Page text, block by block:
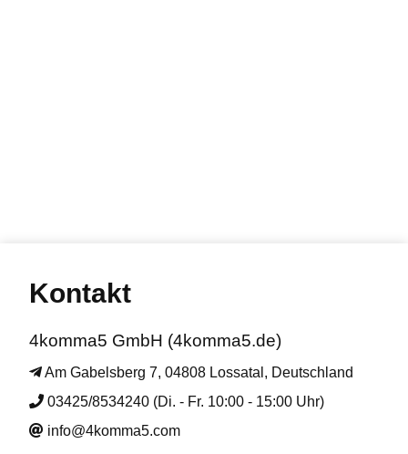
Kontakt
4komma5 GmbH (4komma5.de)
Am Gabelsberg 7, 04808 Lossatal, Deutschland
03425/8534240 (Di. - Fr. 10:00 - 15:00 Uhr)
info@4komma5.com